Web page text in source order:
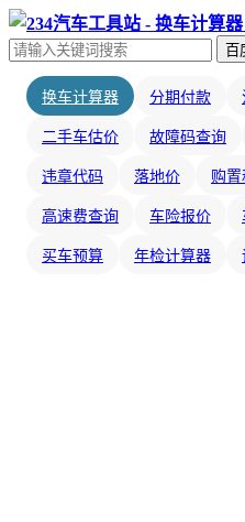
百
换车计算器 分期付款
二手车估价 故障码查询
违章代码 落地价 购置
高速费查询 车险报价
买车预算 年检计算器